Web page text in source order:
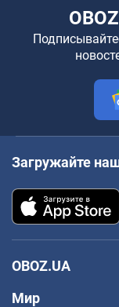
Загружайте
OBOZ.UA
Мир